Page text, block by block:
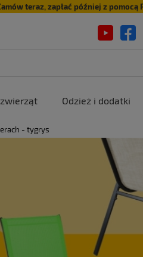
teraz, zapłać później z pomocą
Odzież i dodatki
- tygrys